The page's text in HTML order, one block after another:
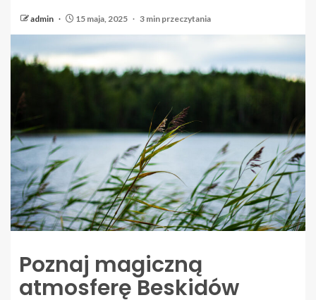
admin 15 maja, 2025 3 min przeczytania
Poznaj magiczną
atmosferę Beskidów